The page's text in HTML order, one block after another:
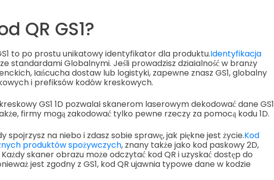
QR GS1?
to po prostu unikatowy identyfikator dla produktu.Identyfikacja
standardami Globalnymi. Jeśli prowadzisz działalność w branży
łańcucha dostaw lub logistyki, zapewne znasz GS1, globalny
i prefiksów kodów kreskowych.
GS1 1D pozwalał skanerom laserowym dekodować dane GS1
firmy mogą zakodować tylko pewne rzeczy za pomocą kodu 1D.
spojrzysz na niebo i zdasz sobie sprawę, jak piękne jest życie.Kod
produktów spożywczych, znany także jako kod paskowy 2D,
skaner obrazu może odczytać kod QR i uzyskać dostęp do
jest zgodny z GS1, kod QR ujawnia typowe dane w kodzie